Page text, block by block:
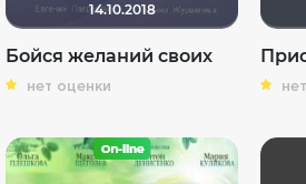
14.10.2018
Бойся желаний своих
нет оценки